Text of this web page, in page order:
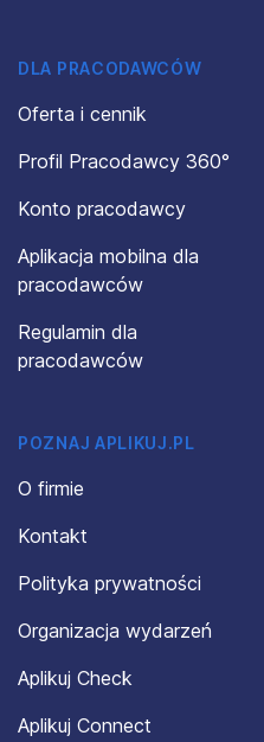
DLA PRACODAWCÓW
Oferta i cennik
Profil Pracodawcy 360°
Konto pracodawcy
Aplikacja mobilna dla
pracodawców
Regulamin dla
pracodawców
POZNAJ APLIKUJ.PL
O firmie
Kontakt
Polityka prywatności
Organizacja wydarzeń
Aplikuj Check
Aplikuj Connect